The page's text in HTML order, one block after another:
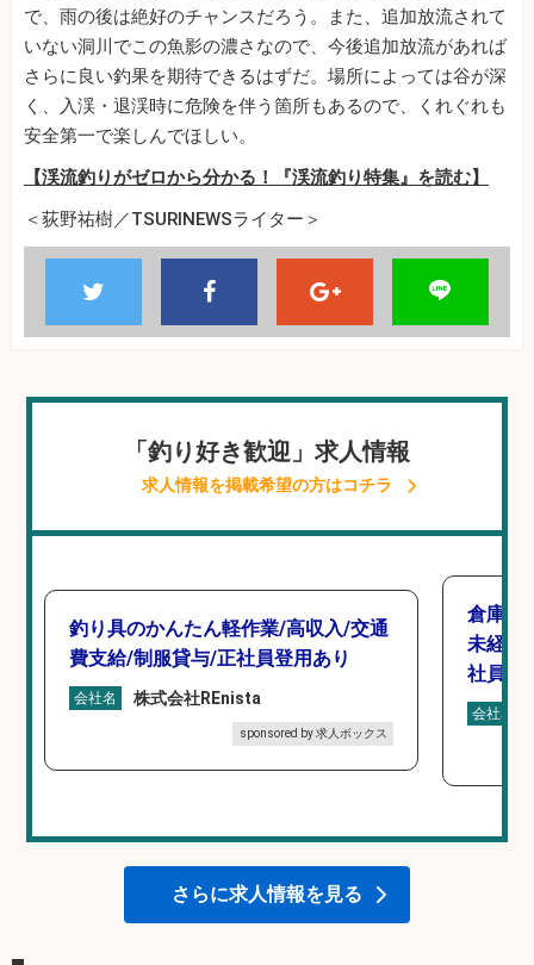
で、雨の後は絶好のチャンスだろう。また、追加放流されて
いない洞川でこの魚影の濃さなので、今後追加放流があれば
さらに良い釣果を期待できるはずだ。場所によっては谷が深
く、入渓・退渓時に危険を伴う箇所もあるので、くれぐれも
安全第一で楽しんでほしい。
【渓流釣りがゼロから分かる！『渓流釣り特集』を読む】
＜荻野祐樹／TSURINEWSライター＞
「釣り好き歓迎」求人情報
求人情報を掲載希望の方はコチラ
釣り具のかんたん軽作業/高収入/交通
費支給/制服貸与/正社員登用あり
会社名 株式会社REnista
sponsored by 求人ボックス
倉庫で
未経験
社員登
会社名
さらに求人情報を見る